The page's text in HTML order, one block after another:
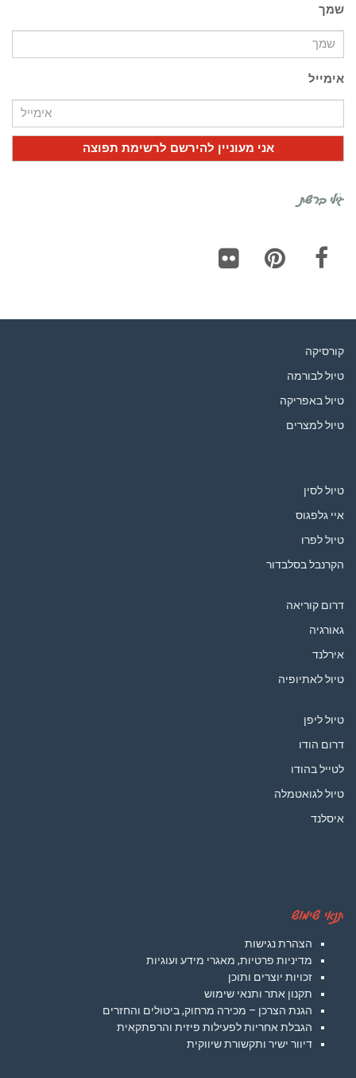
שמך
אימייל
גילי ברשת
קורסיקה
טיול לבורמה
טיול באפריקה
טיול למצרים
טיול לסין
איי גלפגוס
טיול לפרו
הקרנבל בסלבדור
דרום קוריאה
גאורגיה
אירלנד
טיול לאתיופיה
טיול ליפן
דרום הודו
לטייל בהודו
טיול לגואטמלה
איסלנד
תנאי שימוש
הצהרת נגישות
מדיניות פרטיות, מאגרי מידע ועוגיות
זכויות יוצרים ותוכן
תקנון אתר ותנאי שימוש
הגנת הצרכן – מכירה מרחוק, ביטולים והחזרים
הגבלת אחריות לפעילות פיזית והרפתקאית
דיוור ישיר ותקשורת שיווקית